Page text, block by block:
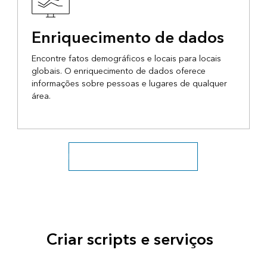
Enriquecimento de dados
Encontre fatos demográficos e locais para locais
globais. O enriquecimento de dados oferece
informações sobre pessoas e lugares de qualquer
área.
Descubra serviços de localização
Criar scripts e serviços